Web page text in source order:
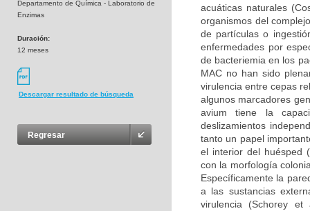
Departamento de Química - Laboratorio de
Enzimas
Duración:
12 meses
Descargar resultado de búsqueda
Regresar
acuáticas naturales
organismos del
de partículas o
enfermedades por
de bacteriemia en los
MAC no han sido
virulencia entre cepas
algunos marcadores
avium tiene la
deslizamientos
tanto un papel
el interior del huésped
con la morfología
Específicamente la
a las sustancias
virulencia (Schorey